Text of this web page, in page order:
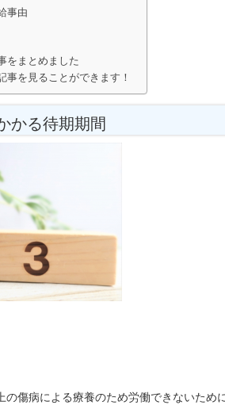
事由
をまとめました
事を見ることができます！
かる待期期間
の傷病による療養のため労働できないため